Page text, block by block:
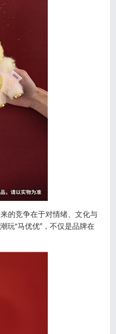
的竞争在于对情绪、文化与
玩“马优优”，不仅是品牌在